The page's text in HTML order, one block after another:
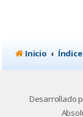
Inicio
Desarrollado